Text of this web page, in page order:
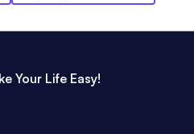
Your Life Easy!